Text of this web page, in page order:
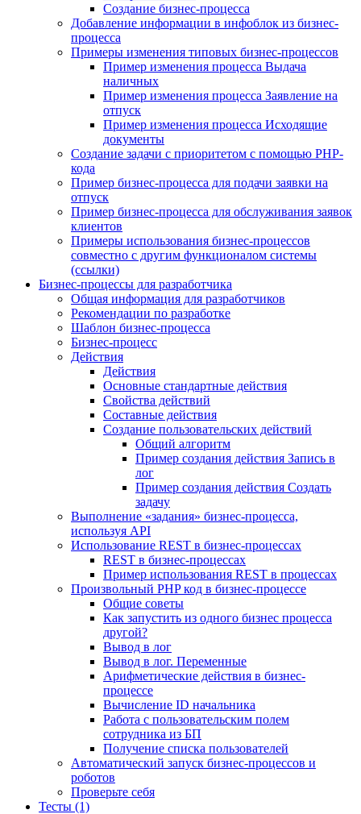
Создание бизнес-процесса
Добавление информации в инфоблок из бизнес-
процесса
Примеры изменения типовых бизнес-процессов
Пример изменения процесса Выдача
наличных
Пример изменения процесса Заявление на
отпуск
Пример изменения процесса Исходящие
документы
Создание задачи с приоритетом с помощью PHP-
кода
Пример бизнес-процесса для подачи заявки на
отпуск
Пример бизнес-процесса для обслуживания заявок
клиентов
Примеры использования бизнес-процессов
совместно с другим функционалом системы
(ссылки)
Бизнес-процессы для разработчика
Общая информация для разработчиков
Рекомендации по разработке
Шаблон бизнес-процесса
Бизнес-процесс
Действия
Действия
Основные стандартные действия
Свойства действий
Составные действия
Создание пользовательских действий
Общий алгоритм
Пример создания действия Запись в
лог
Пример создания действия Создать
задачу
Выполнение «задания» бизнес-процесса,
используя API
Использование REST в бизнес-процессах
REST в бизнес-процессах
Пример использования REST в процессах
Произвольный PHP код в бизнес-процессе
Общие советы
Как запустить из одного бизнес процесса
другой?
Вывод в лог
Вывод в лог. Переменные
Арифметические действия в бизнес-
процессе
Вычисление ID начальника
Работа с пользовательским полем
сотрудника из БП
Получение списка пользователей
Автоматический запуск бизнес-процессов и
роботов
Проверьте себя
Тесты (1)